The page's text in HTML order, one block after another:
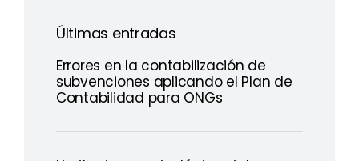
Últimas entradas
Errores en la contabilización de
subvenciones aplicando el Plan de
Contabilidad para ONGs